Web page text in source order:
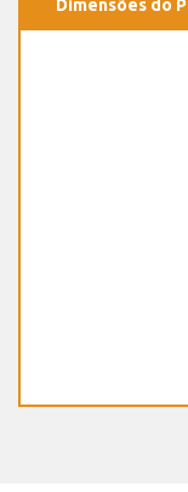
Dimensões do